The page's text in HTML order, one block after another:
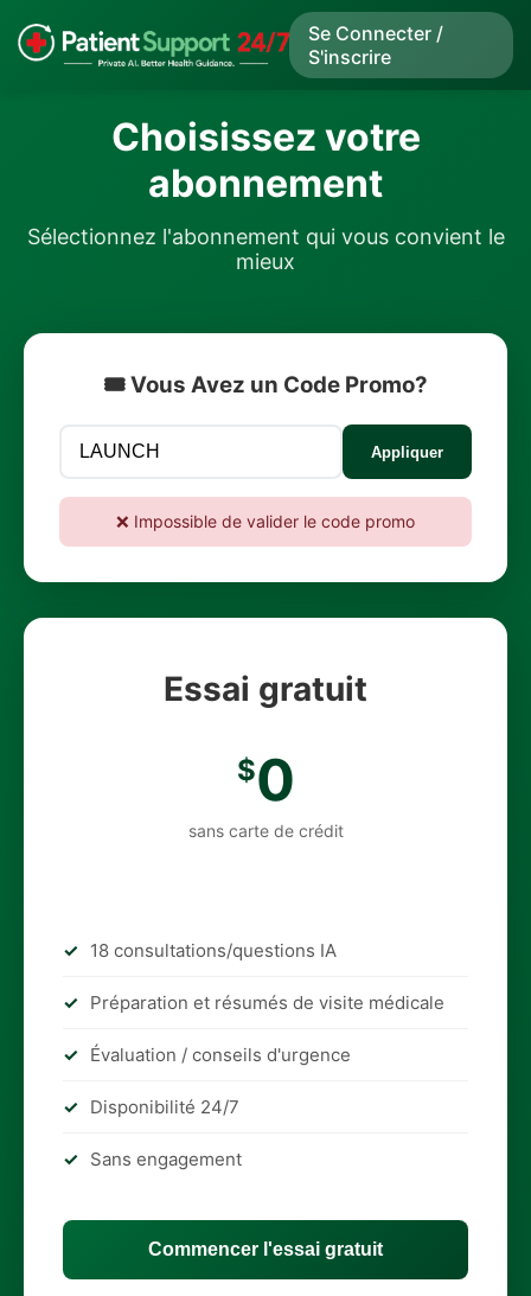
Se Connecter /
S'inscrire
Choisissez votre
abonnement
Sélectionnez l'abonnement qui vous convient le
mieux
🎟️ Vous Avez un Code Promo?
Appliquer
❌ Impossible de valider le code promo
Essai gratuit
$0
sans carte de crédit
18 consultations/questions IA
Préparation et résumés de visite médicale
Évaluation / conseils d'urgence
Disponibilité 24/7
Sans engagement
Commencer l'essai gratuit